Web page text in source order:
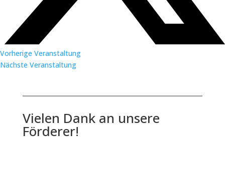
Vorherige Veranstaltung
Nächste Veranstaltung
Vielen Dank an unsere
Förderer!